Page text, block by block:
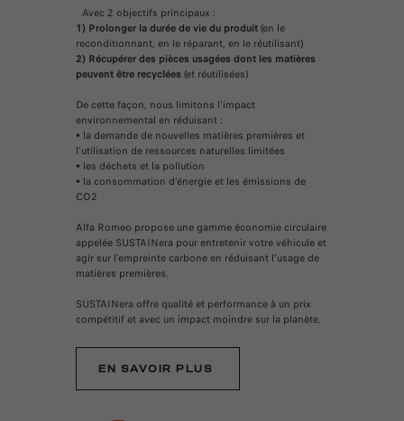
Avec 2 objectifs principaux :
1) Prolonger la durée de vie du produit(en le
reconditionnant, en le réparant, en le réutilisant)
2) Récupérer des pièces usagées dont les matières
peuvent être recyclées (et réutilisées)
De cette façon, nous limitons l’impact
environnemental en réduisant :
• la demande de nouvelles matières premières et
l’utilisation de ressources naturelles limitées
• les déchets et la pollution
• la consommation d'énergie et les émissions de
CO2
Alfa Romeo propose une gamme économie circulaire
appelée SUSTAINera pour entretenir votre véhicule et
agir sur l'empreinte carbone en réduisant l'usage de
matières premières.
SUSTAINera offre qualité et performance à un prix
compétitif et avec un impact moindre sur la planète.
EN SAVOIR PLUS